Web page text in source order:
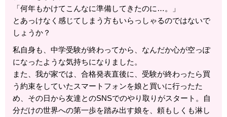
「何年もかけてこんなに準備してきたのに…。」
とあっけなく感じてしまう方もいらっしゃるのではないで
しょうか？
私自身も、中学受験が終わってから、なんだか心が空っぽ
になったような気持ちになりました。
また、我が家では、合格発表直後に、受験が終わったら買
う約束をしていたスマートフォンを娘と買いに行ったた
め、その日から友達とのSNSでのやり取りがスタート。自
分だけの世界への第一歩を踏み出す娘を、頼もしくも淋し